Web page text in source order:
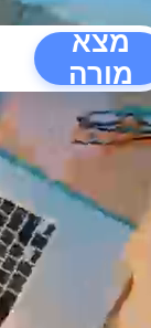
מצא
מורה